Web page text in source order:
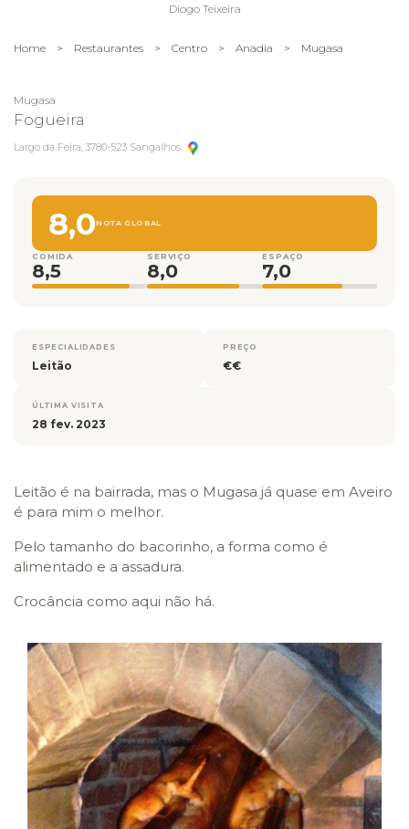
Diogo Teixeira
Home > Restaurantes > Centro > Anadia > Mugasa
Mugasa
Fogueira
Largo da Feira, 3780-523 Sangalhos
8,0NOTA GLOBAL
COMIDA
8,5
SERVIÇO
8,0
ESPAÇO
7,0
ESPECIALIDADES
Leitão
PREÇO
€€
ÚLTIMA VISITA
28 fev. 2023
Leitão é na bairrada, mas o Mugasa já quase em Aveiro
é para mim o melhor.
Pelo tamanho do bacorinho, a forma como é
alimentado e a assadura.
Crocância como aqui não há.